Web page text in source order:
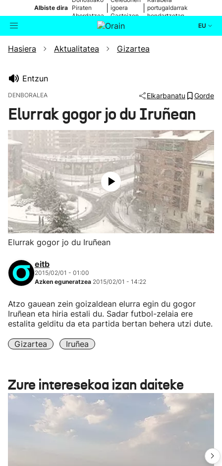
Albiste dira Piraten
Abordatzea
igoera
Gasteizen
portugaldarrak
hondartzetan
EU
Bilatzailea Aktualitatea
Ikusmiran
Eguraldia
Hasiera Aktualitatea Gizartea
Entzun
DENBORALEA Elkarbanatu Gorde
Elurrak gogor jo du Iruñean
Elurrak gogor jo du Iruñean
eitb
2015/02/01 - 01:00
Azken eguneratzea 2015/02/01 - 14:22
Atzo gauean zein goizaldean elurra egin du gogor
Iruñean eta hiria estali du. Sadar futbol-zelaia ere
estalita gelditu da eta partida bertan behera utzi dute.
Gizartea Iruñea
Zure interesekoa izan daiteke